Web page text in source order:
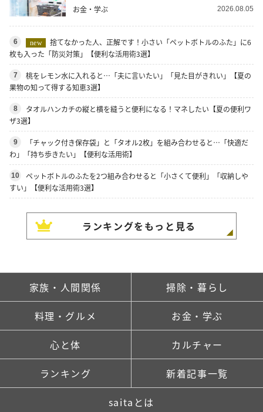
お金・学ぶ 2026.08.05
6 new
捨てなかった人、正解です！小さい「ペットボトルのふた」に6
枚も入った「防災対策」【便利な活用術3選】
7
桃をレモン水に入れると…「夫に言いたい」「見た目がきれい」【夏の
果物の知って得する知恵3選】
8
タオルハンカチの縦と横を縫うと便利になる！マネしたい【夏の便利ワ
ザ3選】
9
「チャック付き保存袋」と「タオル2枚」を組み合わせると…「快適だ
わ」「持ち歩きたい」【便利な活用術】
10
ペットボトルのふたを2つ組み合わせると「小さくて便利」「収納しや
すい」【便利な活用術3選】
ランキングをもっと見る
家族・人間関係 掃除・暮らし
料理・グルメ お金・学ぶ
心と体 カルチャー
ランキング 新着記事一覧
saitaとは